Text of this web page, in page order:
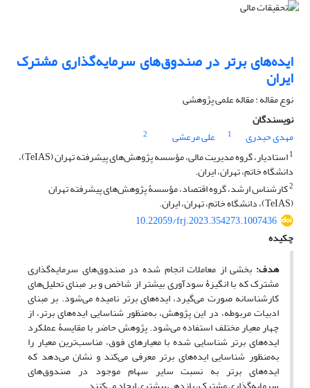
ایده‌های برتر در صندوق‌های سرمایه‌گذاری مشترک
ایران
نوع مقاله : مقاله علمی پژوهشی
نویسندگان
مهدی حیدری
1 علی مرعشی
2
1
استادیار، گروه مدیریت مالی، مؤسسه پژوهش‌های پیشرفته تهران (TeIAS)،
دانشگاه خاتم، تهران، ایران.
2کارشناس ارشد، گروه اقتصاد، مؤسسۀ پژوهش‌های پیشرفته تهران
(TeIAS)، دانشگاه خاتم، تهران، ایران.
10.22059/frj.2023.354273.1007436
چکیده
هدف: بخشی از معاملات انجام شده در صندوق‌های سرمایه‌گذاری
مشترک که با انگیزۀ سودآوری بیشتر از شاخص و بر مبنای تحلیل‌های
کارشناسانه صورت می‌گیرد، ایده‌های برتر نامیده می‌شود. بر مبنای
ادبیات مربوطه، در این پژوهش، به‌منظور شناسایی ایده‌های برتر، از
چهار معیار مختلف استفاده می‌شود. پژوهش حاضر با مقایسۀ عملکرد
ایده‌های برتر شناسایی شده با معیارهای فوق، مناسب‌ترین معیار را
به‌منظور شناسایی ایده‌های برتر معرفی می‌کند و نشان می‌دهد که
ایده‌های برتر به نسبت سایر سهام موجود در صندوق‌های